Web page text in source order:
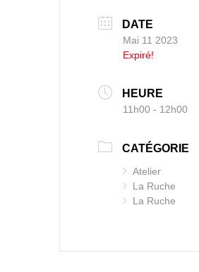
DATE
Mai 11 2023
Expiré!
HEURE
11h00 - 12h00
CATÉGORIE
Atelier
La Ruche
La Ruche